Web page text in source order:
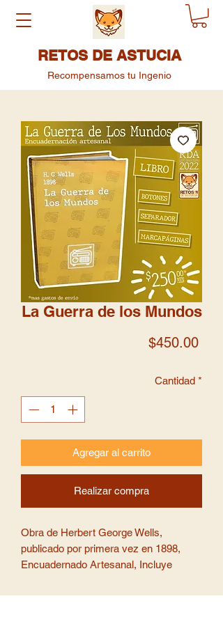
RETOS DE ASTUCIA
Recompensamos tu Ingenio
La Guerra de los Mundos
$450.00
Cantidad *
Agregar al carrito
Realizar compra
Obra de Herbert George Wells,
publicado por primera vez en 1898,
Encuadernado Artesanal, Incluye
Magnético alusivos. (envio de 5 a 7 días